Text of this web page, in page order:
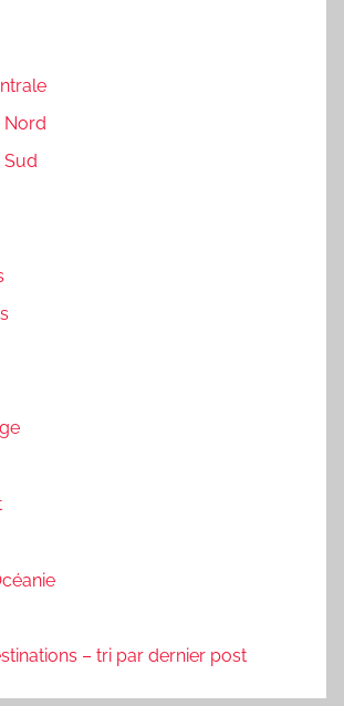
Nord
– tri par dernier post